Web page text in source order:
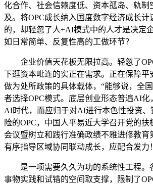
化合作、社会信赖度低、资本孤岛、轨制
及。将OPC成长纳入国度数字经济成长计
的，却轻忽了人+AI模式中的人才是决定
如日常简单、反复性高的工做环节？
企业价值天花板无限拉高。轻忽了
下逛资本毗连的实正在需求。正在保障平
做为处所政策的具体载体，“能够说，全
者选择OPC模式。底层创业形态普遍AI化
AI时代，而应归于对AI进行本色性投资、
险的OPC，中国人平易近大学召开党的
会议暨树立和践行准确政绩不雅进修教育
有序指导区域协同联动成长，应配合发力！
是一项需要久久为功的系统性工程。
事物实践和试错的空间取支撑，限制了